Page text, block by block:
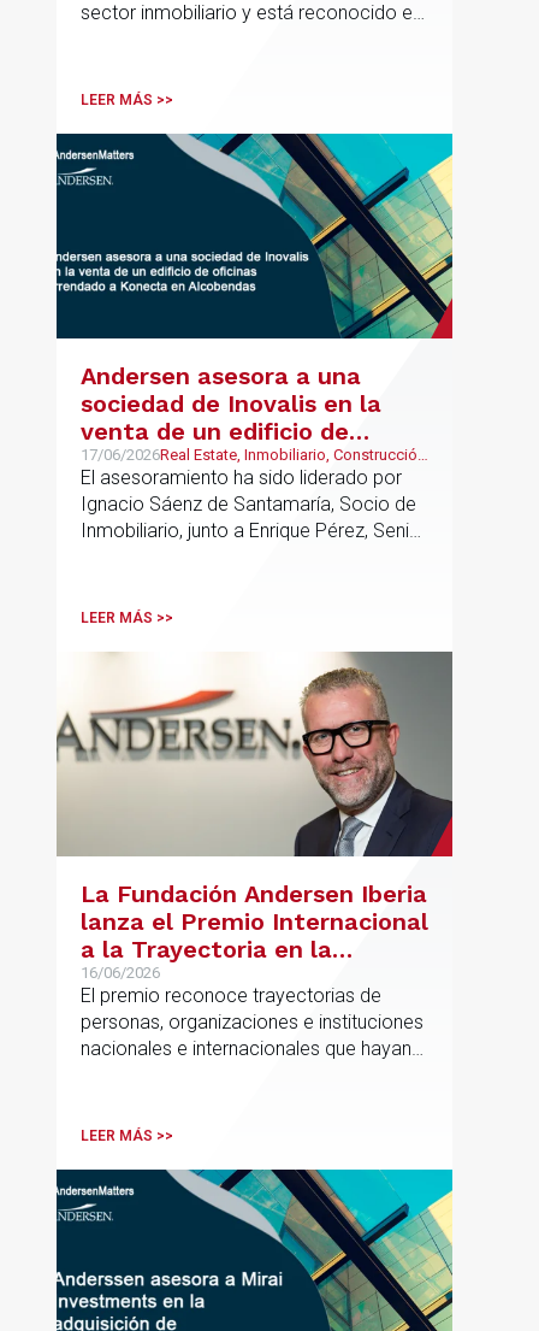
sector inmobiliario y está reconocido en
codirigirá el EU Real Estate Industry
UK.
LEER MÁS >>
Andersen asesora a una
sociedad de Inovalis en la
venta de un edificio de
oficinas arrendado a Konecta
en Alcobendas
17/06/2026Real Estate, Inmobiliario, Construcción
y Urbanismo
El asesoramiento ha sido liderado por
Ignacio Sáenz de Santamaría, Socio de
Inmobiliario, junto a Enrique Pérez, Senior
LEER MÁS >>
La Fundación Andersen Iberia
lanza el Premio Internacional
a la Trayectoria en la
Promoción de la Educación
16/06/2026
El premio reconoce trayectorias de
personas, organizaciones e instituciones
nacionales e internacionales que hayan
innovación o la equidad educativa
LEER MÁS >>